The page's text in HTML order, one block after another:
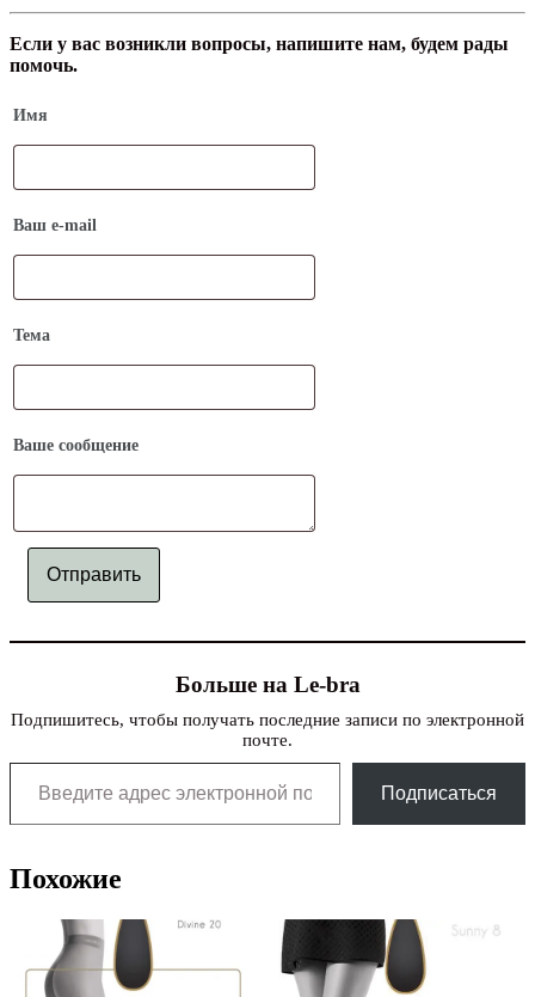
Если у вас возникли вопросы, напишите нам, будем рады
помочь.
Имя
Ваш e-mail
Тема
Ваше сообщение
Отправить
Больше на Le-bra
Подпишитесь, чтобы получать последние записи по электронной
почте.
Введите адрес электронной почты…
Подписаться
Похожие